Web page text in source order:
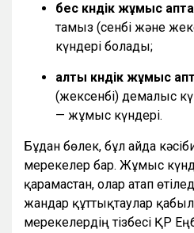
бес күндік жұмыс
тамыз (сенбі және
күндері болады;
алты күндік жұмыс
(жексенбі) демалыс
— жұмыс күндері.
Бұдан бөлек, бұл айда
мерекелер бар. Жұмыс
қарамастан, олар атап
жандар құттықтаулар
мерекелердің тізбесі ҚР